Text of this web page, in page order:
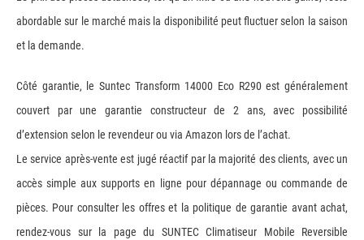
abordable sur le marché mais la disponibilité peut fluctuer selon la saison
et la demande.
Côté garantie, le Suntec Transform 14000 Eco R290 est généralement
couvert par une garantie constructeur de 2 ans, avec possibilité
d’extension selon le revendeur ou via Amazon lors de l’achat.
Le service après-vente est jugé réactif par la majorité des clients, avec un
accès simple aux supports en ligne pour dépannage ou commande de
pièces. Pour consulter les offres et la politique de garantie avant achat,
rendez-vous sur la page du SUNTEC Climatiseur Mobile Reversible